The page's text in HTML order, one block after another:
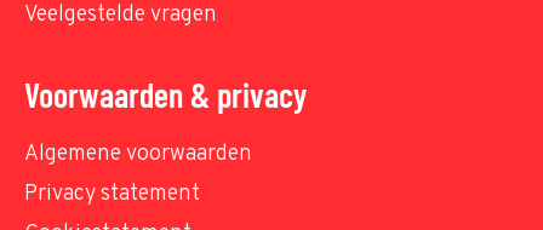
Veelgestelde vragen
Voorwaarden & privacy
Algemene voorwaarden
Privacy statement